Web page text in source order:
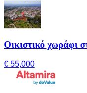
Οικιστικό χωράφι
€ 55,000